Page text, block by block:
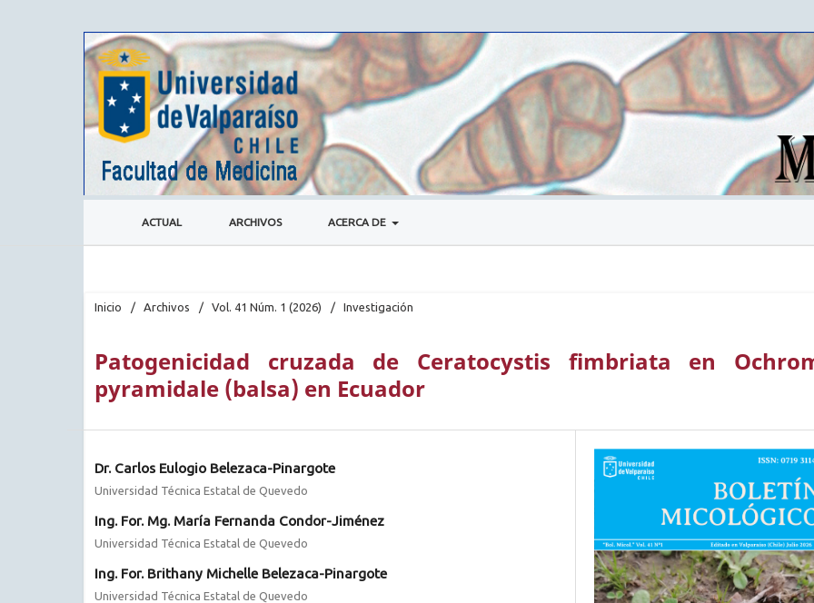
ACTUAL ARCHIVOS ACERCA DE
Inicio / Archivos / Vol. 41 Núm. 1 (2026) / Investigación
Patogenicidad cruzada de Ceratocystis fimbriata en
pyramidale (balsa) en Ecuador
Dr. Carlos Eulogio Belezaca-Pinargote
Universidad Técnica Estatal de Quevedo
Ing. For. Mg. María Fernanda Condor-Jiménez
Universidad Técnica Estatal de Quevedo
Ing. For. Brithany Michelle Belezaca-Pinargote
Universidad Técnica Estatal de Quevedo